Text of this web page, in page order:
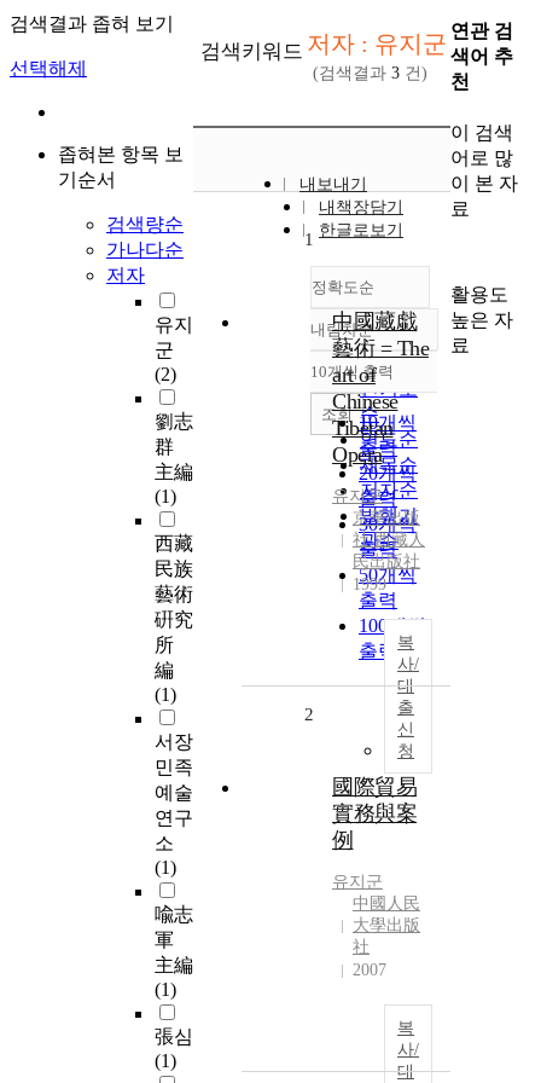
검색결과 좁혀 보기
선택해제
좁혀본 항목 보
기순서
검색량순
가나다순
저자
유지
군
(2)
劉志
群
主編
(1)
西藏
民族
藝術
硏究
所
編
(1)
서장
민족
예술
연구
소
(1)
喩志
軍
主編
(1)
張심
(1)
검색키워드 저자 : 유지군
(검색결과 3 건)
내보내기
내책장담기
한글로보기
정확도순
정확도
순
인기도
순
연도순
제목순
저자순
발행기
관순
내림차순
내림차순
10개씩 출력
10개씩
출력
20개씩
출력
30개씩
출력
50개씩
출력
100개씩
출력
조회
1
中國藏戱
藝術 = The
art of
Chinese
Tibetan
Opera
유지군
京華出版
社 西藏人
民出版社
1999
복
사/
대
출
신
청
2
國際貿易
實務與案
例
유지군
中國人民
大學出版
社
2007
복
사/
대
연관 검
색어 추
천
이 검색
어로 많
이 본 자
료
활용도
높은 자
료